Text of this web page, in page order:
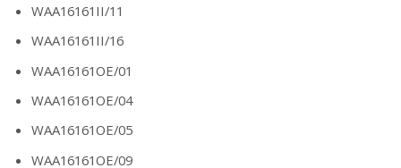
WAA16161II/11
WAA16161II/16
WAA16161OE/01
WAA16161OE/04
WAA16161OE/05
WAA16161OE/09